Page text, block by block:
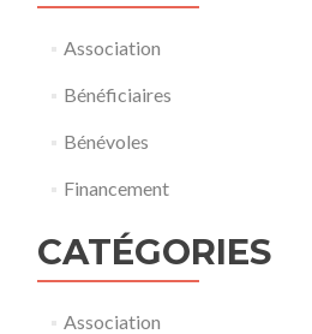
Association
Bénéficiaires
Bénévoles
Financement
CATÉGORIES
Association